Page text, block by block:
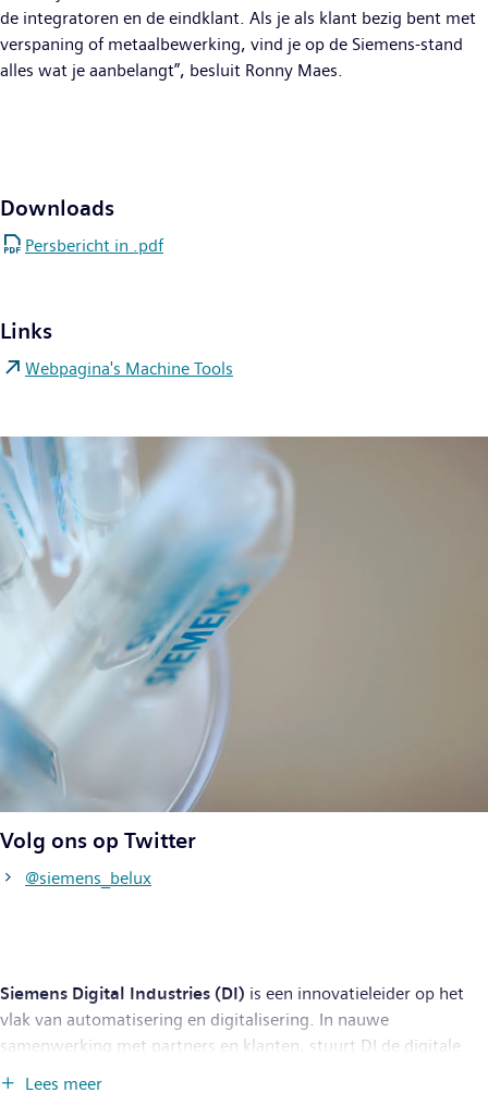
de integratoren en de eindklant. Als je als klant bezig bent met
verspaning of metaalbewerking, vind je op de Siemens-stand
alles wat je aanbelangt”, besluit Ronny Maes.
Downloads
Persbericht in .pdf
Links
Webpagina's Machine Tools
Volg ons op Twitter
@siemens_belux
Siemens Digital Industries (DI) is een innovatieleider op het
vlak van automatisering en digitalisering. In nauwe
samenwerking met partners en klanten, stuurt DI de digitale
Lees meer